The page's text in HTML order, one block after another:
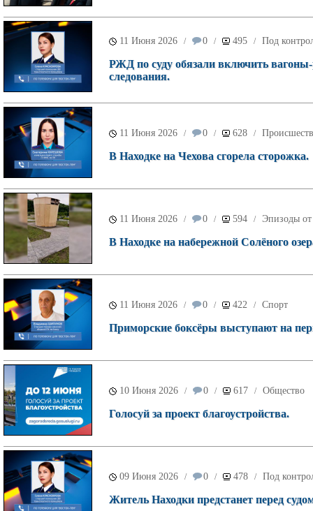
11 Июня 2026 / 0 / 495 / Под
РЖД по суду обязали включить вагоны-
следования.
11 Июня 2026 / 0 / 628 /
В Находке на Чехова сгорела сторожка.
11 Июня 2026 / 0 / 594 / Эпизоды от
В Находке на набережной Солёного
11 Июня 2026 / 0 / 422 / Спорт
Приморские боксёры выступают на
10 Июня 2026 / 0 / 617 / Общество
Голосуй за проект благоустройства.
09 Июня 2026 / 0 / 478 / Под
Житель Находки предстанет перед